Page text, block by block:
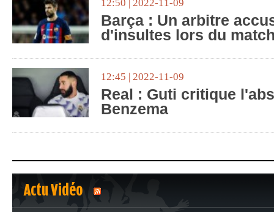
12:50 | 2022-11-09
Barça : Un arbitre
d'insultes lors du
12:45 | 2022-11-09
Real : Guti critique
Benzema
Actu Vidéo
1 2